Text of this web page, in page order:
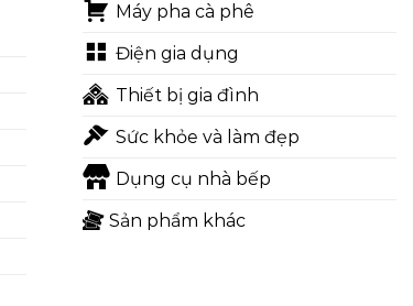
Máy pha cà phê
Điện gia dụng
Thiết bị gia đình
Sức khỏe và làm đẹp
Dụng cụ nhà bếp
Sản phẩm khác